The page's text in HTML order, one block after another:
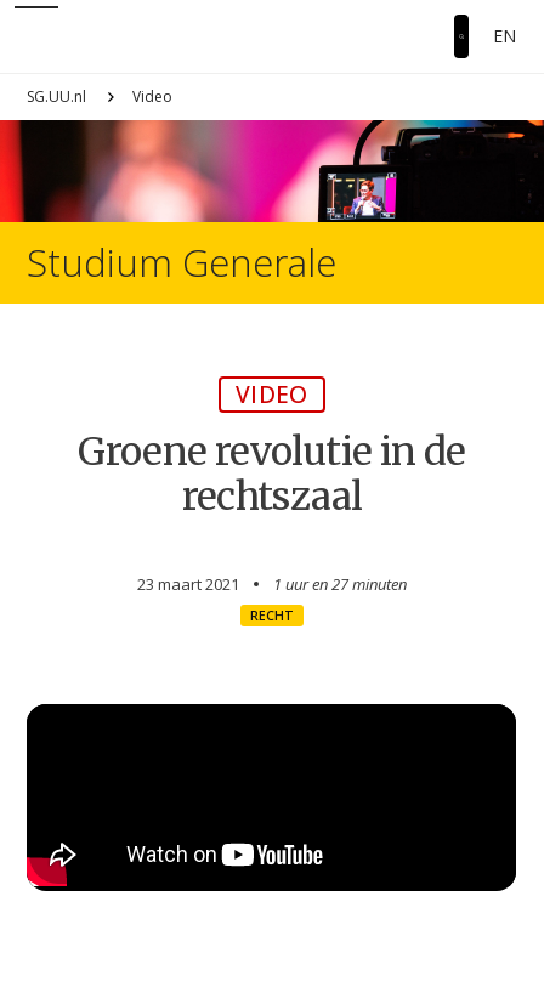
EN
SG.UU.nl Video
Studium Generale
VIDEO
Groene revolutie in de
rechtszaal
23 maart 2021 1 uur en27 minuten
RECHT